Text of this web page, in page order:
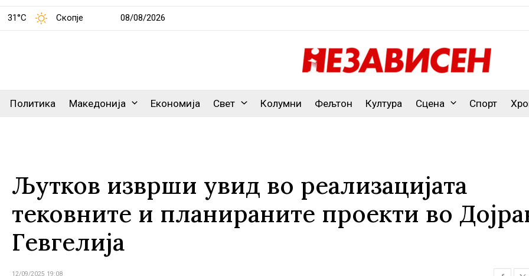
31°C Скопје 08/08/2026
Политика Македонија Економија Свет Колумни Фељтон Култура Сцена Спорт
Љутков изврши увид во реализацијата
тековните и планираните проекти во
Гевгелија
12/09/2025 19:08